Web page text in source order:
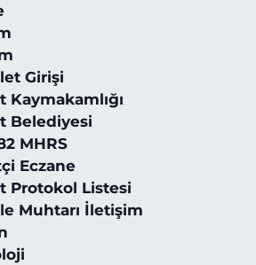
Girişi
Kaymakamlığı
Belediyesi
MHRS
Eczane
Protokol Listesi
Muhtarı İletişim